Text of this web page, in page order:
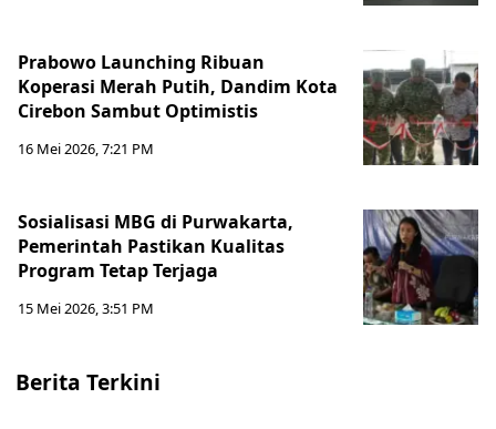
Prabowo Launching Ribuan
Koperasi Merah Putih, Dandim Kota
Cirebon Sambut Optimistis
16 Mei 2026, 7:21 PM
Sosialisasi MBG di Purwakarta,
Pemerintah Pastikan Kualitas
Program Tetap Terjaga
15 Mei 2026, 3:51 PM
Berita Terkini